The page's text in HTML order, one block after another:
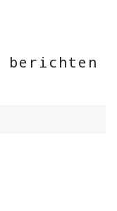
berichten